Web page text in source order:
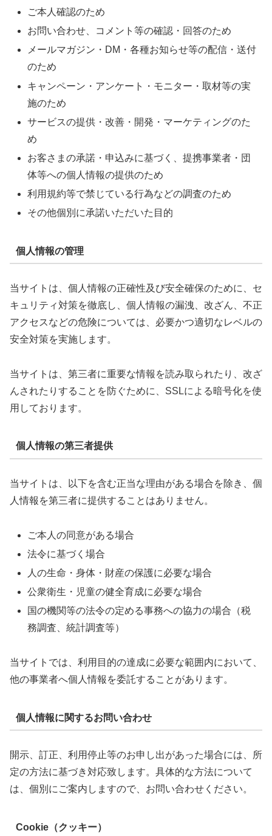
ご本人確認のため
お問い合わせ、コメント等の確認・回答のため
メールマガジン・DM・各種お知らせ等の配信・送付
のため
キャンペーン・アンケート・モニター・取材等の実
施のため
サービスの提供・改善・開発・マーケティングのた
め
お客さまの承諾・申込みに基づく、提携事業者・団
体等への個人情報の提供のため
利用規約等で禁じている行為などの調査のため
その他個別に承諾いただいた目的
個人情報の管理
当サイトは、個人情報の正確性及び安全確保のために、セ
キュリティ対策を徹底し、個人情報の漏洩、改ざん、不正
アクセスなどの危険については、必要かつ適切なレベルの
安全対策を実施します。
当サイトは、第三者に重要な情報を読み取られたり、改ざ
んされたりすることを防ぐために、SSLによる暗号化を使
用しております。
個人情報の第三者提供
当サイトは、以下を含む正当な理由がある場合を除き、個
人情報を第三者に提供することはありません。
ご本人の同意がある場合
法令に基づく場合
人の生命・身体・財産の保護に必要な場合
公衆衛生・児童の健全育成に必要な場合
国の機関等の法令の定める事務への協力の場合（税
務調査、統計調査等）
当サイトでは、利用目的の達成に必要な範囲内において、
他の事業者へ個人情報を委託することがあります。
個人情報に関するお問い合わせ
開示、訂正、利用停止等のお申し出があった場合には、所
定の方法に基づき対応致します。具体的な方法について
は、個別にご案内しますので、お問い合わせください。
Cookie（クッキー）